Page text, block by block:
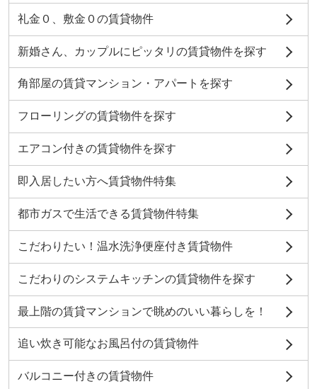
礼金０、敷金０の賃貸物件
新婚さん、カップルにピッタリの賃貸物件を探す
角部屋の賃貸マンション・アパートを探す
フローリングの賃貸物件を探す
エアコン付きの賃貸物件を探す
即入居したい方へ賃貸物件特集
都市ガスで生活できる賃貸物件特集
こだわりたい！温水洗浄便座付き賃貸物件
こだわりのシステムキッチンの賃貸物件を探す
最上階の賃貸マンションで眺めのいい暮らしを！
追い炊き可能なお風呂付の賃貸物件
バルコニー付きの賃貸物件